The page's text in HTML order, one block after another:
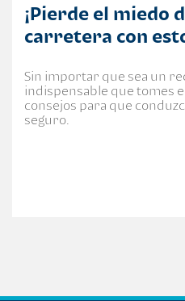
¡Pierde el miedo
carretera con
Sin importar que sea un
indispensable que tomes
consejos para que
seguro.